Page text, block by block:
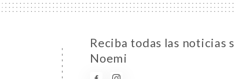
Reciba todas las noticias
Noemi